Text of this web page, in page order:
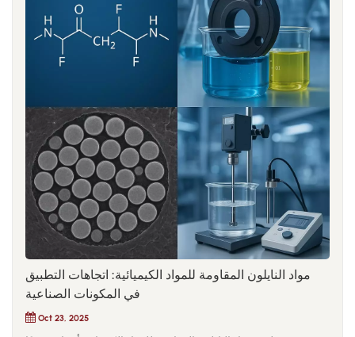
مواد النايلون المقاومة للمواد الكيميائية: اتجاهات التطبيق
في المكونات الصناعية
Oct 23, 2025